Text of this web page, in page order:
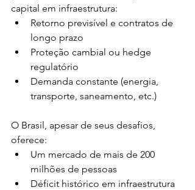
capital em infraestrutura:
Retorno previsível e contratos de
longo prazo
Proteção cambial ou hedge
regulatório
Demanda constante (energia,
transporte, saneamento, etc.)
O Brasil, apesar de seus desafios,
oferece:
Um mercado de mais de 200
milhões de pessoas
Déficit histórico em infraestrutura